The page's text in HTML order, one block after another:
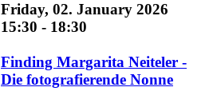
Friday, 02. January 2026
15:30 - 18:30
Finding Margarita Neiteler -
Die fotografierende Nonne